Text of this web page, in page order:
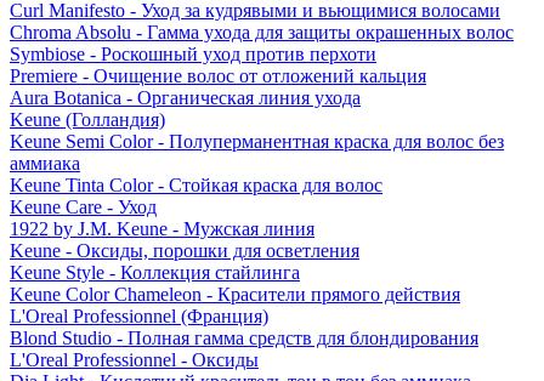
Curl Manifesto - Уход за кудрявыми и вьющимися волосами
Chroma Absolu - Гамма ухода для защиты окрашенных волос
Symbiose - Роскошный уход против перхоти
Premiere - Очищение волос от отложений кальция
Aura Botanica - Органическая линия ухода
Keune (Голландия)
Keune Semi Color - Полуперманентная краска для волос без
аммиака
Keune Tinta Color - Стойкая краска для волос
Keune Care - Уход
1922 by J.M. Keune - Мужская линия
Keune - Оксиды, порошки для осветления
Keune Style - Коллекция стайлинга
Keune Color Chameleon - Красители прямого действия
L'Oreal Professionnel (Франция)
Blond Studio - Полная гамма средств для блондирования
L'Oreal Professionnel - Оксиды